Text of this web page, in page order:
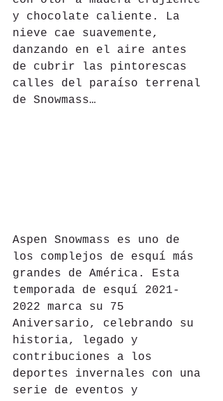
y chocolate caliente. La
nieve cae suavemente,
danzando en el aire antes
de cubrir las pintorescas
calles del paraíso terrenal
de Snowmass…
Aspen Snowmass es uno de
los complejos de esquí más
grandes de América. Esta
temporada de esquí 2021-
2022 marca su 75
Aniversario, celebrando su
historia, legado y
contribuciones a los
deportes invernales con una
serie de eventos y